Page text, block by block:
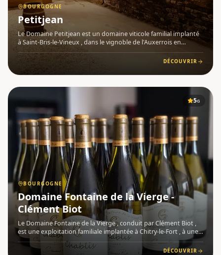
BOURGOGNE
Petitjean
Le Domaine Petitjean est un domaine viticole familial implanté
à Saint-Bris-le-Vineux , dans le vignoble de l'Auxerrois en
Bourgogne . Conduit par deux frères, Romaric et Mathias, ce
domaine perpétue une tradition viticole ancrée au cœur d'
DÉCOUVRIR
5G
BOURGOGNE
Domaine Fontaine de la Vierge -
Clément Biot
Le Domaine Fontaine de la Vierge , conduit par Clément Biot ,
est une exploitation familiale implantée à Chitry-le-Fort , à une
douzaine de kilomètres d'Auxerre, dans le vignoble de l'
Auxerrois et du Chablisien , en Bourgogne . Le domaineDÉCOUVRIR